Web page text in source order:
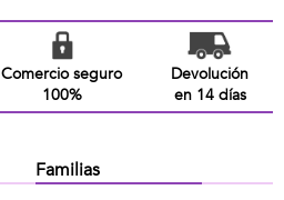
Comercio seguro
100%
Devolución
en 14 días
Familias